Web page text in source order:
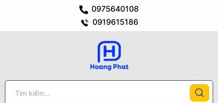
0975640108
0919615186